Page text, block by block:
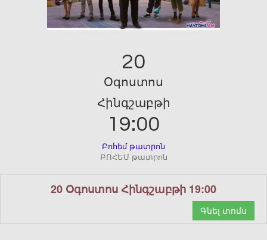
20
Օգոստոս
Հինգշաբթի
19:00
Բոհեմ թատրոն
ԲՈՀԵՄ թատրոն
20 Օգոստոս Հինգշաբթի 19:00
Գնել տոմս